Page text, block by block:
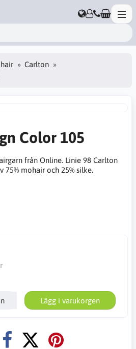
Carlton
Color 105
från Online. Linie 98 Carlton
75% mohair och 25% silke.
Lägg i varukorgen